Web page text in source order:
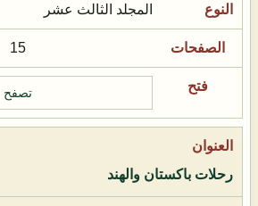
المجلد الثالث عشر
15
تصفح
رحلات باكستان والهند